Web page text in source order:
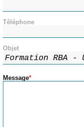
Téléphone
Objet
Message